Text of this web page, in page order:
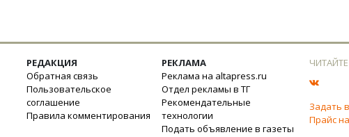
РЕДАКЦИЯ
Обратная связь
Пользовательское
соглашение
Правила комментирования
РЕКЛАМА
Реклама на altapress.ru
Отдел рекламы в ТГ
Рекомендательные
технологии
Подать объявление в газеты
Задать
Прайс